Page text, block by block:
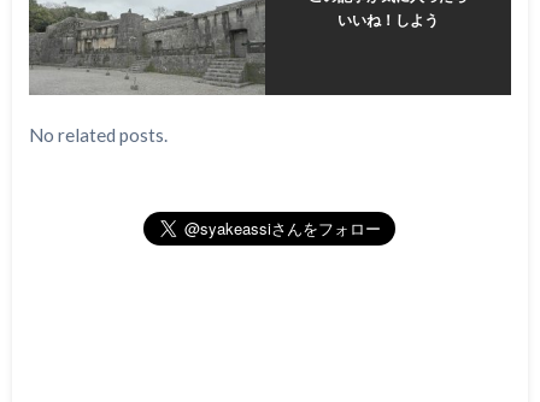
いいね！しよう
No related posts.